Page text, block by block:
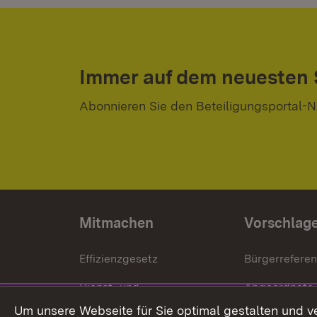
Immer auf dem neuesten
Abonnieren Sie den Beteiligungsportal-
Mitmachen
Effizienzgesetz
Dienst- und
Versorgungsbezüge
Abgeordnete
Um unsere Webseite für Sie optimal gestalten und